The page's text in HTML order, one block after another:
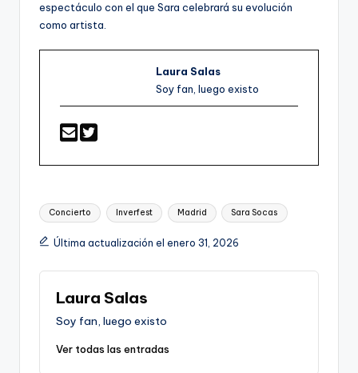
espectáculo con el que Sara celebrará su evolución
como artista.
Laura Salas
Soy fan, luego existo
Etiquetas:
Concierto Inverfest Madrid Sara Socas
Última actualización el enero 31, 2026
Laura Salas
Soy fan, luego existo
Ver todas las entradas